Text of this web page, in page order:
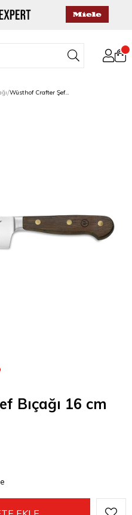
Wüsthof Crafter Şef Bıçağı 16 cm
Bıçağı 16 cm